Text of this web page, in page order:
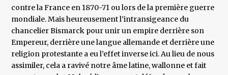
contre la France en 1870-71 ou lors de la première guerre
mondiale. Mais heureusement l’intransigeance du
chancelier Bismarck pour unir un empire derrière son
Empereur, derrière une langue allemande et derrière une
religion protestante a eu l’effet inverse ici. Au lieu de nous
assimiler, cela a ravivé notre âme latine, wallonne et fait